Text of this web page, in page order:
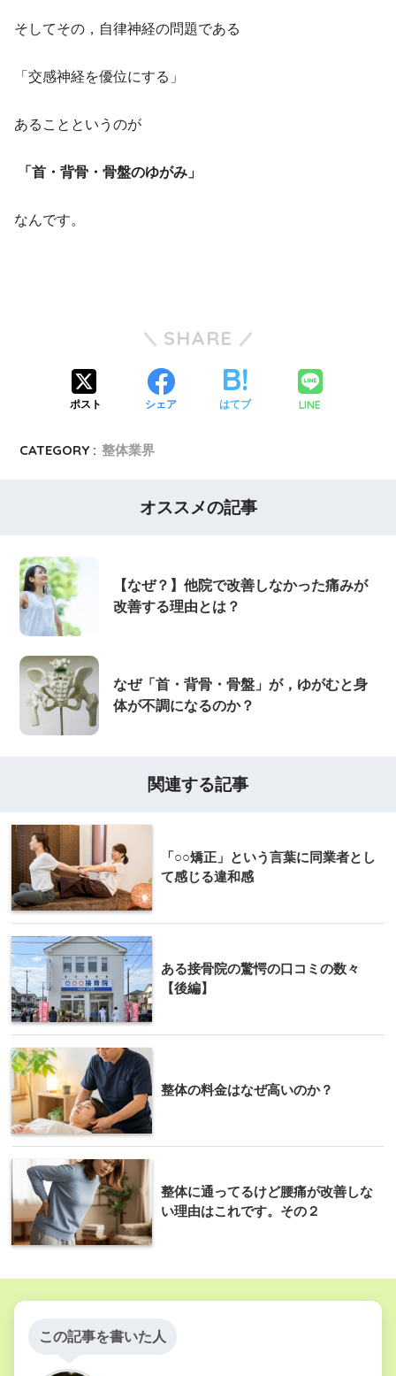
そしてその，自律神経の問題である
「交感神経を優位にする」
あることというのが
「首・背骨・骨盤のゆがみ」
なんです。
SHARE
ポスト シェア はてブ LINE
CATEGORY : 整体業界
オススメの記事
【なぜ？】他院で改善しなかった痛みが
改善する理由とは？
なぜ「首・背骨・骨盤」が，ゆがむと身
体が不調になるのか？
関連する記事
「○○矯正」という言葉に同業者とし
て感じる違和感
ある接骨院の驚愕の口コミの数々
【後編】
整体の料金はなぜ高いのか？
整体に通ってるけど腰痛が改善しな
い理由はこれです。その２
この記事を書いた人